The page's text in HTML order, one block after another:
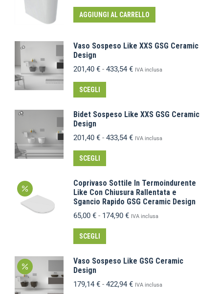
AGGIUNGI AL CARRELLO
Vaso Sospeso Like XXS GSG Ceramic
Design
201,40 € - 433,54 € IVA inclusa
SCEGLI
Bidet Sospeso Like XXS GSG Ceramic
Design
201,40 € - 433,54 € IVA inclusa
SCEGLI
Coprivaso Sottile In Termoindurente
Like Con Chiusura Rallentata e
Sgancio Rapido GSG Ceramic Design
65,00 € - 174,90 € IVA inclusa
SCEGLI
Vaso Sospeso Like GSG Ceramic
Design
179,14 € - 422,94 € IVA inclusa